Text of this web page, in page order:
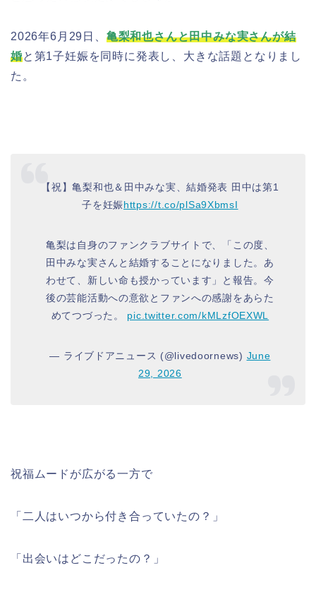
2026年6月29日、 亀梨和也さんと田中みな実さんが結
婚と第1子妊娠を同時に発表し、大きな話題となりまし
た。
【祝】亀梨和也＆田中みな実、結婚発表 田中は第1
子を妊娠https://t.co/plSa9XbmsI
亀梨は自身のファンクラブサイトで、「この度、
田中みな実さんと結婚することになりました。あ
わせて、新しい命も授かっています」と報告。今
後の芸能活動への意欲とファンへの感謝をあらた
めてつづった。 pic.twitter.com/kMLzfOEXWL
— ライブドアニュース (@livedoornews) June
29, 2026
祝福ムードが広がる一方で
「二人はいつから付き合っていたの？」
「出会いはどこだったの？」